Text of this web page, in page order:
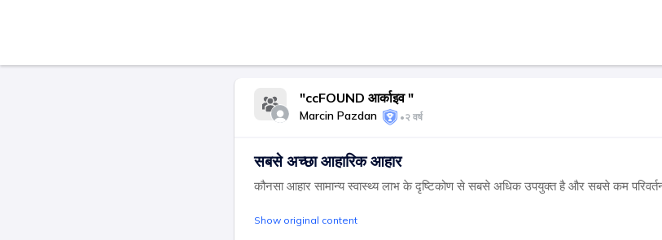
"ccFOUND आर्काइव "
Marcin Pazdan •२ वर्ष
सबसे अच्छा आहारिक आहार
कौनसा आहार सामान्य स्वास्थ्य लाभ के दृष्टिकोण से सबसे अधिक उपयुक्त है और सबसे कम
Show original content